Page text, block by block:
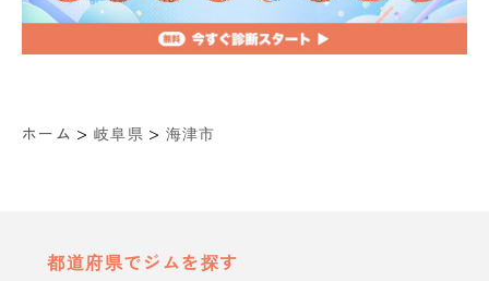
ホーム > 岐阜県 > 海津市
都道府県でジムを探す